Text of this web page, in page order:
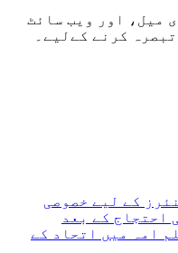
میل، اور ویب سائٹ
کرنے کےلیے۔
کے لیے خصوصی
احتجاج کے بعد
امہ میں اتحاد کے